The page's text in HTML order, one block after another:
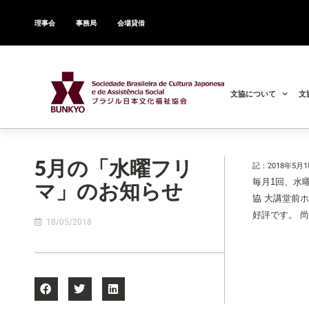
理事会 事務局 会場貸借
文協について 文
5月の「水曜フリ
マ」のお知らせ
18/05/2018
記：2018年5月
毎月 1回、水
協 大講堂前
好評です。